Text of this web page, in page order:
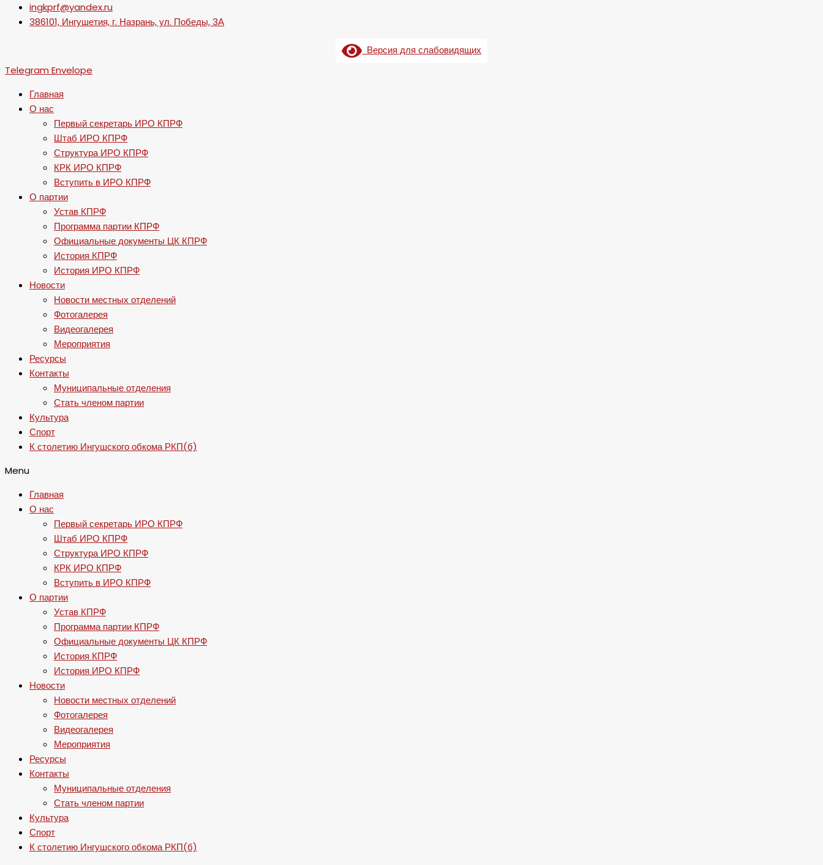
ingkprf@yandex.ru
386101, Ингушетия, г. Назрань, ул. Победы, 3А
Версия для слабовидящих
Telegram Envelope
Главная
О нас
Первый секретарь ИРО КПРФ
Штаб ИРО КПРФ
Структура ИРО КПРФ
КРК ИРО КПРФ
Вступить в ИРО КПРФ
О партии
Устав КПРФ
Программа партии КПРФ
Официальные документы ЦК КПРФ
История КПРФ
История ИРО КПРФ
Новости
Новости местных отделений
Фотогалерея
Видеогалерея
Мероприятия
Ресурсы
Контакты
Муниципальные отделения
Стать членом партии
Культура
Спорт
К столетию Ингушского обкома РКП(б)
Menu
Главная
О нас
Первый секретарь ИРО КПРФ
Штаб ИРО КПРФ
Структура ИРО КПРФ
КРК ИРО КПРФ
Вступить в ИРО КПРФ
О партии
Устав КПРФ
Программа партии КПРФ
Официальные документы ЦК КПРФ
История КПРФ
История ИРО КПРФ
Новости
Новости местных отделений
Фотогалерея
Видеогалерея
Мероприятия
Ресурсы
Контакты
Муниципальные отделения
Стать членом партии
Культура
Спорт
К столетию Ингушского обкома РКП(б)